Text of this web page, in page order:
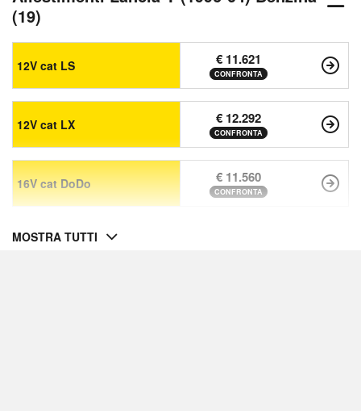
(19)
12V cat LS € 11.621
CONFRONTA
12V cat LX € 12.292
CONFRONTA
16V cat DoDo € 11.560
CONFRONTA
MOSTRA TUTTI